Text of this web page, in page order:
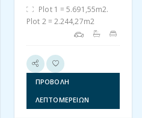
Plot 1 = 5.691,55m2.
Plot 2 = 2.244,27m2
ΠΡΟΒΟΛΉ
ΛΕΠΤΟΜΕΡΕΙΏΝ